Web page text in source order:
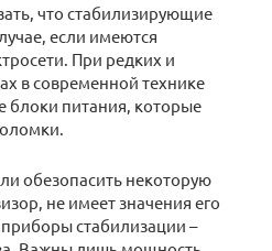
что стабилизирующие
если имеются
При редких и
в современной технике
блоки питания, которые
обезопасить некоторую
не имеет значения его
стабилизации –